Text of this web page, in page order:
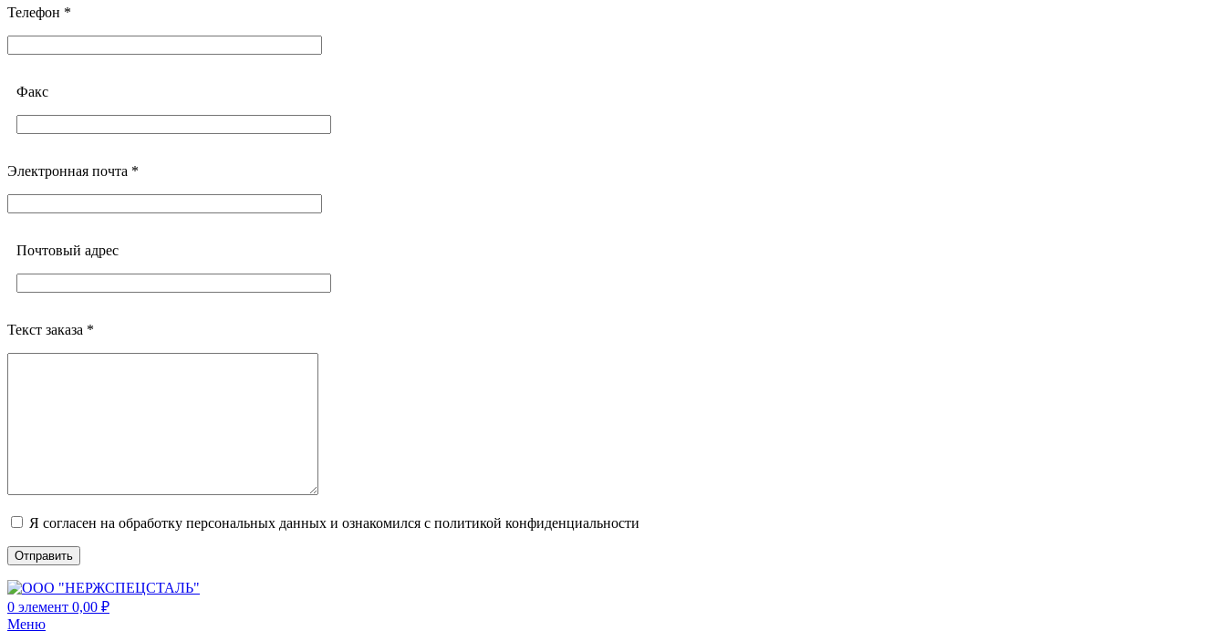
Телефон *
Факс
Электронная почта *
Почтовый адреc
Текст заказа *
Я согласен на обработку персональных данных и ознакомился с политикой конфиденциальности
0 элемент 0,00 ₽
Меню